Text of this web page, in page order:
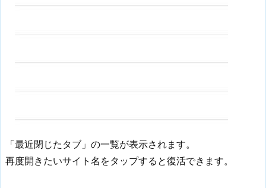
「最近閉じたタブ」の一覧が表示されます。
再度開きたいサイト名をタップすると復活できます。